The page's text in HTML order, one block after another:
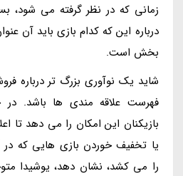
زمانی که در نظر گرفته می
درباره این که کدام بازی باید آن
بخش است.
شاید یک نوآوری بزرگ تر درباره
فهرست علاقه مندی ها باشد.
بازیکنان این امکان را می دهد تا
یا تخفیف خوردن بازی هایی که در
را می کشد، نشان دهد، یوشیدا